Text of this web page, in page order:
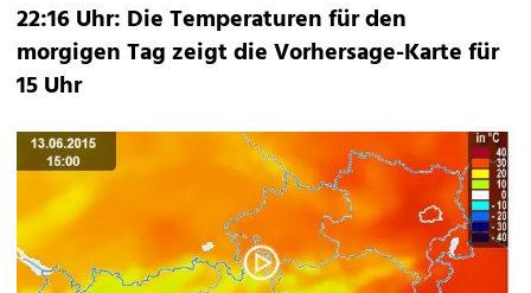
22:16 Uhr: Die Temperaturen für den
morgigen Tag zeigt die Vorhersage-Karte für
15 Uhr